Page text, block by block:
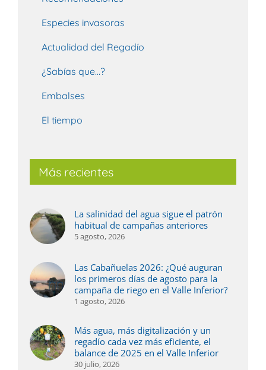
Especies invasoras
Actualidad del Regadío
¿Sabías que…?
Embalses
El tiempo
Más recientes
La salinidad del agua sigue el patrón
habitual de campañas anteriores
5 agosto, 2026
Las Cabañuelas 2026: ¿Qué auguran
los primeros días de agosto para la
campaña de riego en el Valle Inferior?
1 agosto, 2026
Más agua, más digitalización y un
regadío cada vez más eficiente, el
balance de 2025 en el Valle Inferior
30 julio, 2026